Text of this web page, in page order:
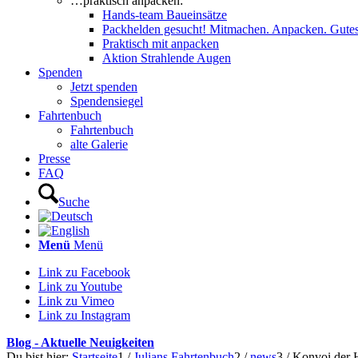
Hands-team Baueinsätze
Packhelden gesucht! Mitmachen. Anpacken.
Praktisch mit anpacken
Aktion Strahlende Augen
Spenden
Jetzt spenden
Spendensiegel
Fahrtenbuch
Fahrtenbuch
alte Galerie
Presse
FAQ
Suche
Menü Menü
Link zu Facebook
Link zu Youtube
Link zu Vimeo
Link zu Instagram
Blog - Aktuelle Neuigkeiten